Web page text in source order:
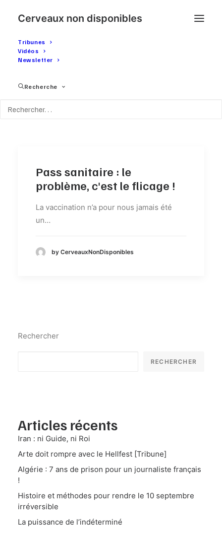
Cerveaux non disponibles
Tribunes
Vidéos
Newsletter
Recherche
Pass sanitaire : le
problème, c'est le flicage !
La vaccination n’a pour nous jamais été
un…
by CerveauxNonDisponibles
Rechercher
RECHERCHER
Articles récents
Iran : ni Guide, ni Roi
Arte doit rompre avec le Hellfest [Tribune]
Algérie : 7 ans de prison pour un journaliste français
!
Histoire et méthodes pour rendre le 10 septembre
irréversible
La puissance de l’indéterminé